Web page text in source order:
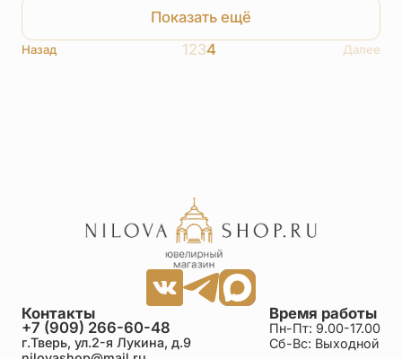
Показать ещё
Назад 1234 Далее
Время работы
Пн-Пт: 9.00-17.00
Сб-Вс: Выходной
Контакты
+7 (909) 266-60-48
г.Тверь, ул.2-я Лукина, д.9